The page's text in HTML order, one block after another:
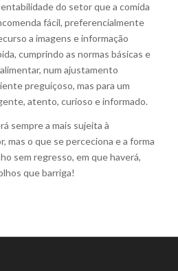
do setor que a comida
fácil, preferencialmente
a imagens e informação
cumprindo as normas básicas e
num ajustamento
preguiçoso, mas para um
atento, curioso e informado.
sempre a mais sujeita à
mas o que se perceciona e a forma
sem regresso, em que haverá,
que barriga!